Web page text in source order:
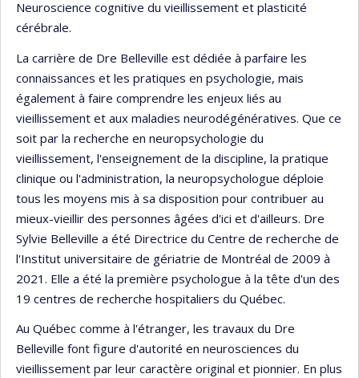
Neuroscience cognitive du vieillissement et plasticité
cérébrale.
La carrière de Dre Belleville est dédiée à parfaire les
connaissances et les pratiques en psychologie, mais
également à faire comprendre les enjeux liés au
vieillissement et aux maladies neurodégénératives. Que ce
soit par la recherche en neuropsychologie du
vieillissement, l'enseignement de la discipline, la pratique
clinique ou l'administration, la neuropsychologue déploie
tous les moyens mis à sa disposition pour contribuer au
mieux-vieillir des personnes âgées d'ici et d'ailleurs. Dre
Sylvie Belleville a été Directrice du Centre de recherche de
l'Institut universitaire de gériatrie de Montréal de 2009 à
2021. Elle a été la première psychologue à la tête d'un des
19 centres de recherche hospitaliers du Québec.
Au Québec comme à l'étranger, les travaux du Dre
Belleville font figure d'autorité en neurosciences du
vieillissement par leur caractère original et pionnier. En plus